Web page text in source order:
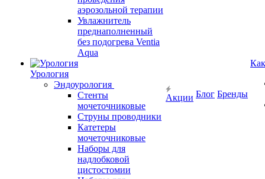
аэрозольной терапии
Увлажнитель
преднаполненный
без подогрева Ventia
Aqua
Урология
Эндоурология
Стенты
мочеточниковые
Струны проводники
Катетеры
мочеточниковые
Наборы для
надлобковой
цистостомии
Акции Блог Бренды